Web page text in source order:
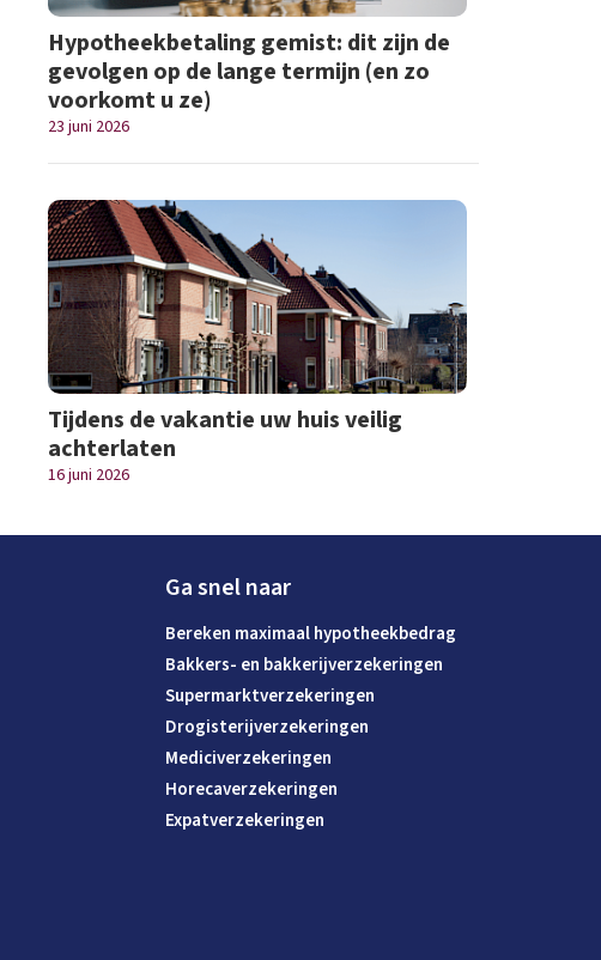
Hypotheekbetaling gemist: dit zijn de
gevolgen op de lange termijn (en zo
voorkomt u ze)
23 juni 2026
Tijdens de vakantie uw huis veilig
achterlaten
16 juni 2026
Ga snel naar
Bereken maximaal hypotheekbedrag
Bakkers- en bakkerijverzekeringen
Supermarktverzekeringen
Drogisterijverzekeringen
Mediciverzekeringen
Horecaverzekeringen
Expatverzekeringen